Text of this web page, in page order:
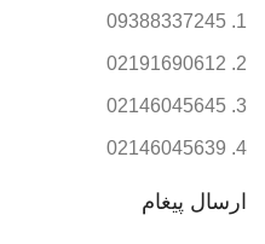
09388337245
02191690612
02146045645
02146045639
ارسال پیغام